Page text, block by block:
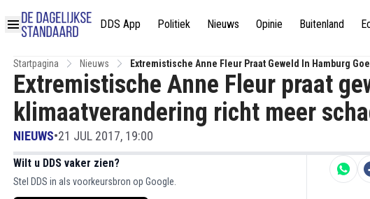
DDS App Politiek Nieuws Opinie Buitenland
Startpagina Nieuws Extremistische Anne Fleur Praat Geweld In Hamburg
Extremistische Anne Fleur praat
klimaatverandering richt meer
NIEUWS•21 JUL 2017, 19:00
Wilt u DDS vaker zien?
Stel DDS in als voorkeursbron op Google.